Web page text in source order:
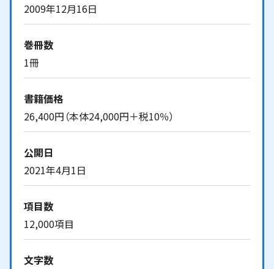
2009年12月16日
巻冊数
1冊
書籍価格
26,400円（本体24,000円＋税10％）
公開日
2021年4月1日
項目数
12,000項目
文字数